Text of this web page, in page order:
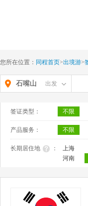
您所在位置： 同程首页>出境游>
石嘴山 出发
签证类型： 不限
产品服务： 不限
长期居住地 ： 上海
河南